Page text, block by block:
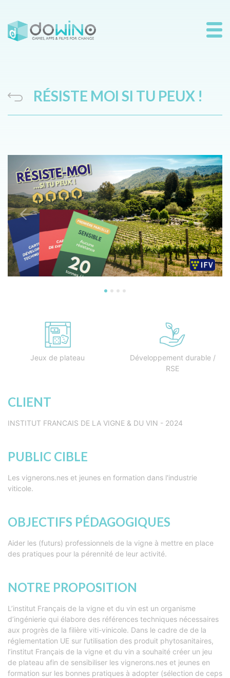
RÉSISTE MOI SI TU PEUX !
Previous Next
Jeux de plateau
Développement durable /
RSE
CLIENT
INSTITUT FRANCAIS DE LA VIGNE & DU VIN - 2024
PUBLIC CIBLE
Les vignerons.nes et jeunes en formation dans l'industrie
viticole.
OBJECTIFS PÉDAGOGIQUES
Aider les (futurs) professionnels de la vigne à mettre en place
des pratiques pour la pérennité de leur activité.
NOTRE PROPOSITION
L’institut Français de la vigne et du vin est un organisme
d’ingénierie qui élabore des références techniques nécessaires
aux progrès de la filière viti-vinicole. Dans le cadre de de la
réglementation UE sur l’utilisation des produit phytosanitaires,
l’institut Français de la vigne et du vin a souhaité créer un jeu
de plateau afin de sensibiliser les vignerons.nes et jeunes en
formation sur les bonnes pratiques à adopter (sélection de ceps